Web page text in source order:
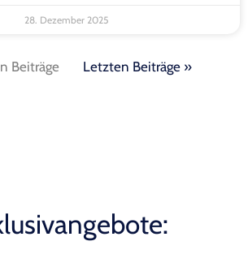
28. Dezember 2025
Beiträge Letzten Beiträge »